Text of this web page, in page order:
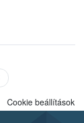
Cookie beállítások